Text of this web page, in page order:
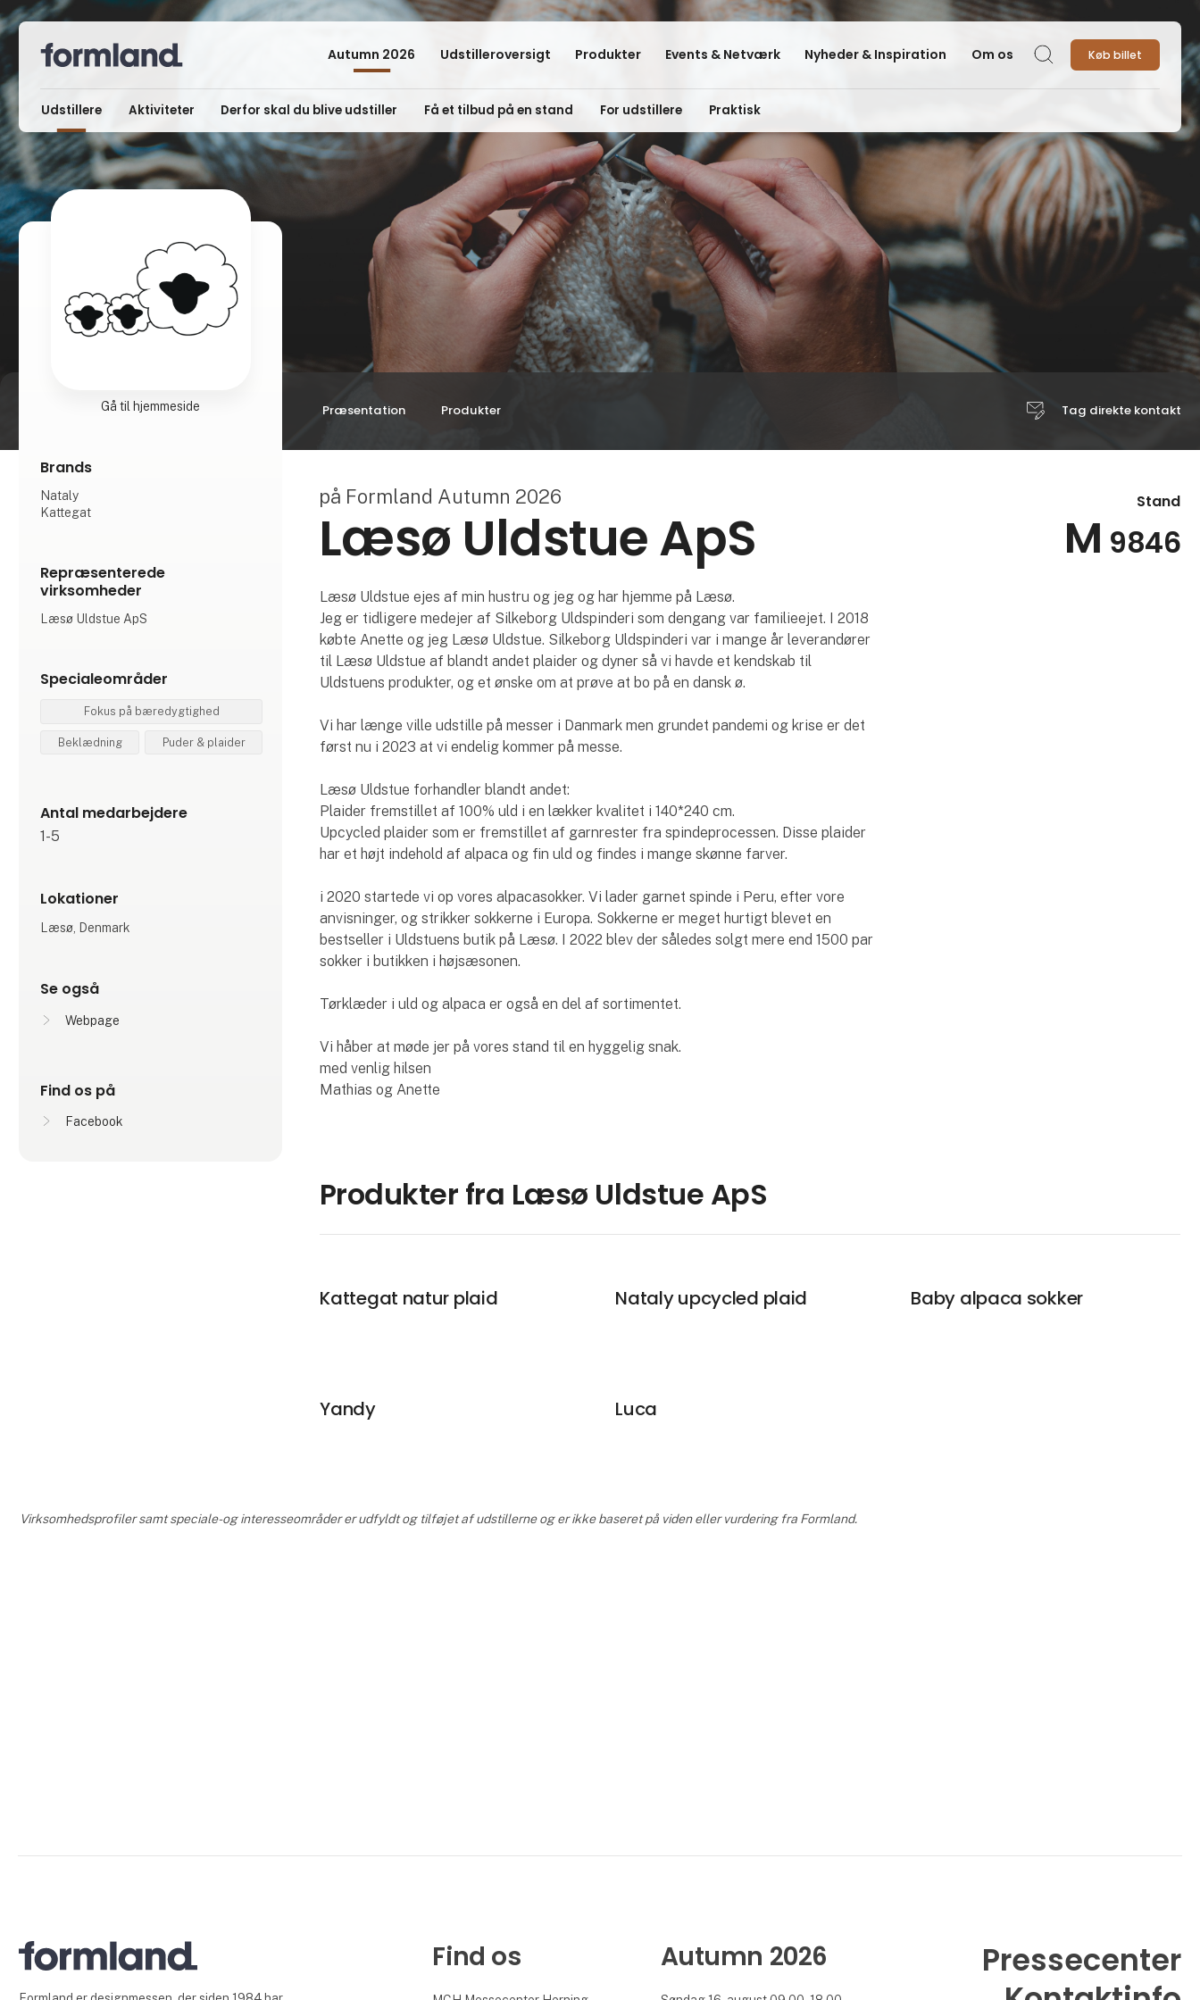
Autumn 2026 Udstilleroversigt Produkter Events & Netværk Nyheder & Inspiration Om os Søg Køb billet
Udstillere Aktiviteter Derfor skal du blive udstiller Få et tilbud på en stand For udstillere Praktisk
Præsentation Produkter Tag direkte kontakt
Gå til hjemmeside
Brands
Nataly
Kattegat
Repræsenterede
virksomheder
Læsø Uldstue ApS
Specialeområder
Fokus på bæredygtighed
Beklædning Puder & plaider
Antal medarbejdere
1-5
Lokationer
Læsø, Denmark
Se også
Webpage
Find os på
Facebook
på Formland Autumn 2026
Læsø Uldstue ApS
Stand
M 9846
Læsø Uldstue ejes af min hustru og jeg og har hjemme på Læsø.
Jeg er tidligere medejer af Silkeborg Uldspinderi som dengang var familieejet. I 2018
købte Anette og jeg Læsø Uldstue. Silkeborg Uldspinderi var i mange år leverandører
til Læsø Uldstue af blandt andet plaider og dyner så vi havde et kendskab til
Uldstuens produkter, og et ønske om at prøve at bo på en dansk ø.
Vi har længe ville udstille på messer i Danmark men grundet pandemi og krise er det
først nu i 2023 at vi endelig kommer på messe.
Læsø Uldstue forhandler blandt andet:
Plaider fremstillet af 100% uld i en lækker kvalitet i 140*240 cm.
Upcycled plaider som er fremstillet af garnrester fra spindeprocessen. Disse plaider
har et højt indehold af alpaca og fin uld og findes i mange skønne farver.
i 2020 startede vi op vores alpacasokker. Vi lader garnet spinde i Peru, efter vore
anvisninger, og strikker sokkerne i Europa. Sokkerne er meget hurtigt blevet en
bestseller i Uldstuens butik på Læsø. I 2022 blev der således solgt mere end 1500 par
sokker i butikken i højsæsonen.
Tørklæder i uld og alpaca er også en del af sortimentet.
Vi håber at møde jer på vores stand til en hyggelig snak.
med venlig hilsen
Mathias og Anette
Produkter fra Læsø Uldstue ApS
Kattegat natur plaid Nataly upcycled plaid Baby alpaca sokker
Yandy Luca
Virksomhedsprofiler samt speciale- og interesseområder er udfyldt og tilføjet af udstillerne og er ikke baseret på viden eller vurdering fra Formland.
Find os Autumn 2026
Pressecenter